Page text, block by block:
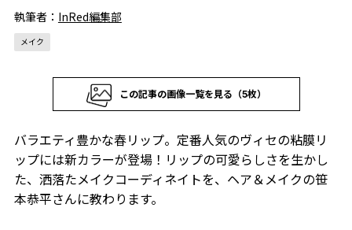
執筆者： InRed編集部
メイク
この記事の画像一覧を見る（5枚）
バラエティ豊かな春リップ。定番人気のヴィセの粘膜リ
ップには新カラーが登場！リップの可愛らしさを生かし
た、洒落たメイクコーディネイトを、ヘア＆メイクの笹
本恭平さんに教わります。